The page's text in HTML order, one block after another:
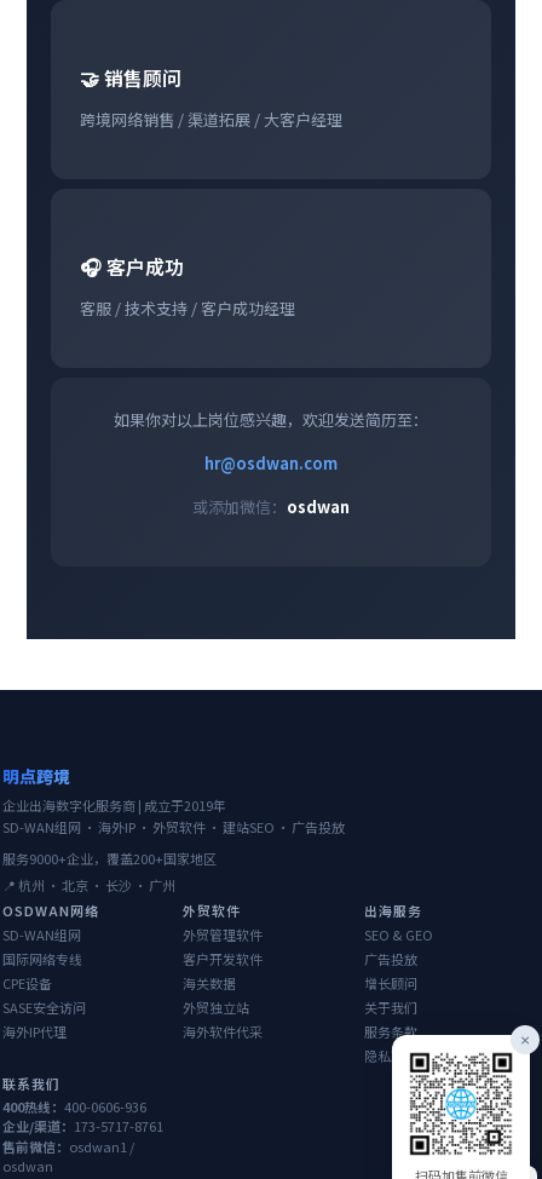
🤝 销售顾问
跨境网络销售 / 渠道拓展 / 大客户经理
🎧 客户成功
客服 / 技术支持 / 客户成功经理
如果你对以上岗位感兴趣，欢迎发送简历至：
hr@osdwan.com
或添加微信： osdwan
×
明点跨境
企业出海数字化服务商 | 成立于2019年
SD-WAN组网 · 海外IP · 外贸软件 · 建站SEO · 广告投放
服务9000+企业，覆盖200+国家地区
📍 杭州 · 北京 · 长沙 · 广州
OSDWAN网络
SD-WAN组网
国际网络专线
CPE设备
SASE安全访问
海外IP代理
外贸软件
外贸管理软件
客户开发软件
海关数据
外贸独立站
海外软件代采
出海服务
SEO & GEO
广告投放
增长顾问
关于我们
服务条款
隐私政策
联系我们
400热线： 400-0606-936
企业/渠道： 173-5717-8761
售前微信： osdwan1 /
osdwan